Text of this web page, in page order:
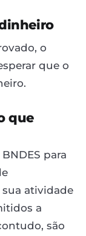
o
que o
que
para
atividade
a
são